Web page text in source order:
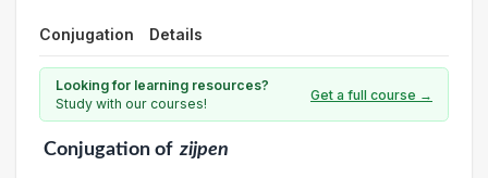
Conjugation Details
Looking for learning resources?
Study with our courses!
Get a full course →
Conjugationof zijpen